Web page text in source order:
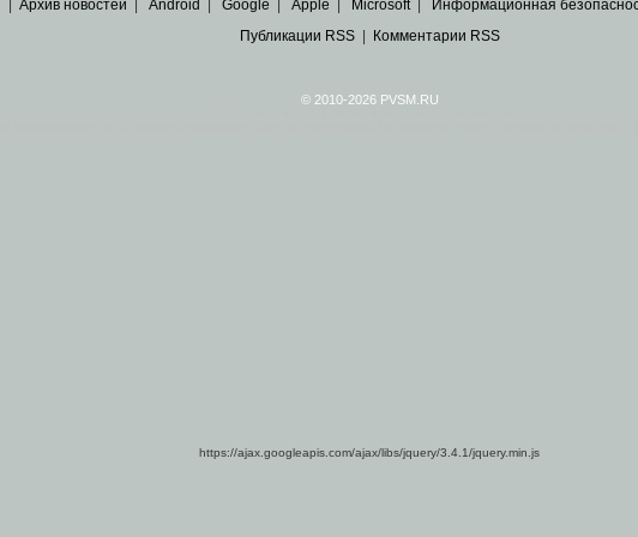
Архив новостей Android Google Apple Microsoft| Информационная
Публикации RSS| Комментарии RSS
© 2010-2026 PVSM.RU
https://ajax.googleapis.com/ajax/libs/jquery/3.4.1/jquery.min.js